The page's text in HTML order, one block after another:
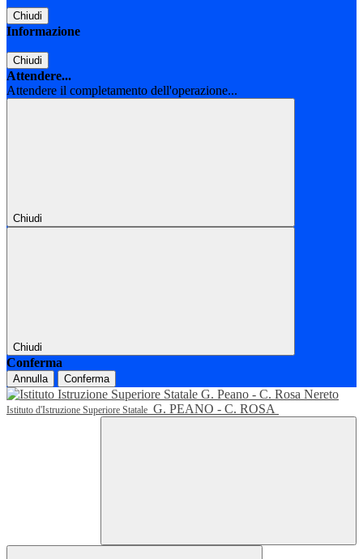
Chiudi
Informazione
Chiudi
Attendere...
Attendere il completamento dell'operazione...
Chiudi
Chiudi
Conferma
Annulla Conferma
Istituto d'Istruzione Superiore Statale G. PEANO - C. ROSA